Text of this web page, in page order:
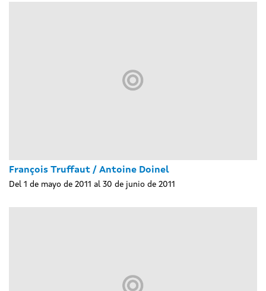
François Truffaut / Antoine Doinel
Del 1 de mayo de 2011 al 30 de junio de 2011